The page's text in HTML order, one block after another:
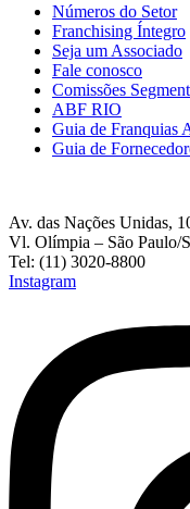
Números do Setor
Franchising Íntegro
Seja um Associado
Fale conosco
Comissões
ABF RIO
Guia de Franquias
Guia de
Av. das Nações Unidas,
Vl. Olímpia – São Paulo/
Tel: (11) 3020-8800
Instagram